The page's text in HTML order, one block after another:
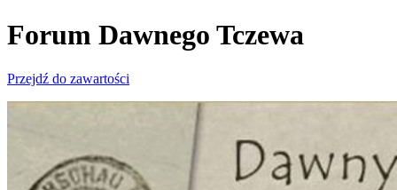
Forum Dawnego Tczewa
Przejdź do zawartości